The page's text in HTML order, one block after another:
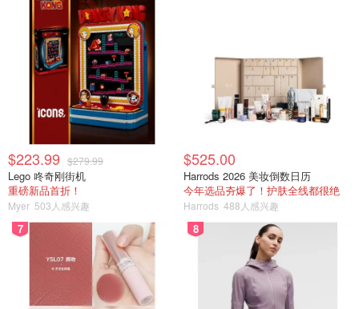
$223.99 $279.99
Lego 咚奇刚街机
重磅新品首折！
Myer 503人感兴趣
$525.00
Harrods 2026 美妆倒数日历
今年选品夯爆了！护肤全线都很绝
Harrods 488人感兴趣
7 8